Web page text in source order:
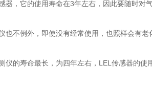
，它的使用寿命在3年左右，因此要随时对
不例外，即使没有经常使用，也照样会有老
仪的寿命最长，为四年左右，LEL传感器的